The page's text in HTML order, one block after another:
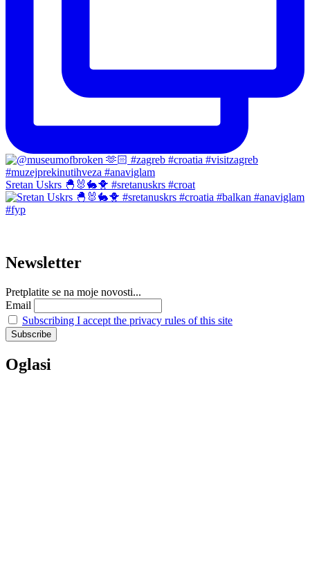
Sretan Uskrs 🐣🐰🐇🐥 #sretanuskrs #croat
Newsletter
Pretplatite se na moje novosti...
Email
Subscribing I accept the privacy rules of this site
Oglasi